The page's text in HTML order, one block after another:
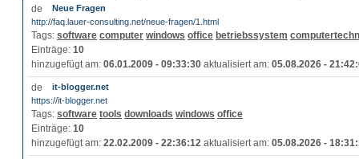
Neue Fragen
http://faq.lauer-consulting.net/neue-fragen/1.html
Tags: software computer windows office betriebssystem
Einträge: 10
hinzugefügt am: 06.01.2009 - 09:33:30 aktualisiert am: 05.08.2026 -
it-blogger.net
https://it-blogger.net
Tags: software tools downloads windows office
Einträge: 10
hinzugefügt am: 22.02.2009 - 22:36:12 aktualisiert am: 05.08.2026 -